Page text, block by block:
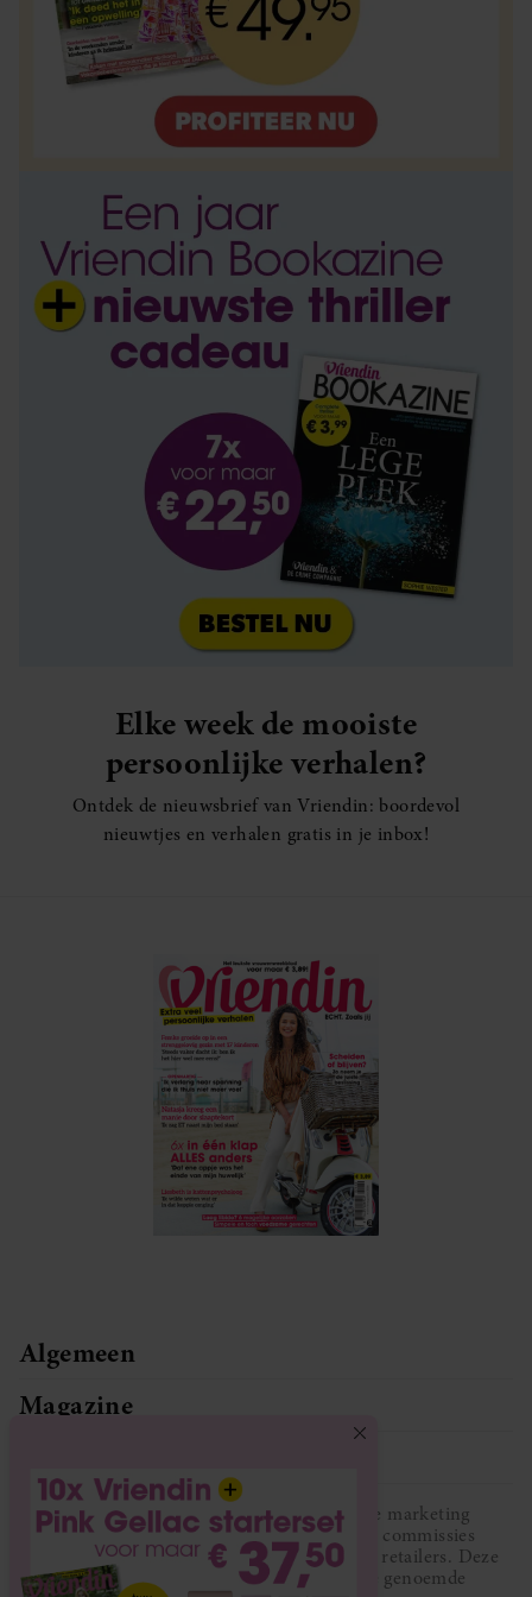
Elke week de mooiste
persoonlijke verhalen?
Ontdek de nieuwsbrief van Vriendin: boordevol
nieuwtjes en verhalen gratis in je inbox!
Algemeen
Magazine
Vriendin participeert in diverse affiliate marketing
programma’s, dat houdt in dat Vriendin commissies
ontvangt voor aankopen middels links van retailers. Deze
website wordt niet gesponsord door de genoemde